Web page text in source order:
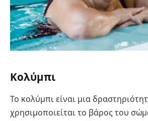
Κολύμπι
Το κολύμπι είναι μια
χρησιμοποιείται το βάρος του